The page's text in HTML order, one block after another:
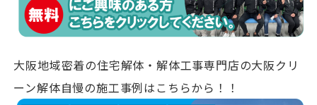
大阪地域密着の住宅解体・解体工事専門店の大阪クリ
ーン解体自慢の施工事例はこちらから！！